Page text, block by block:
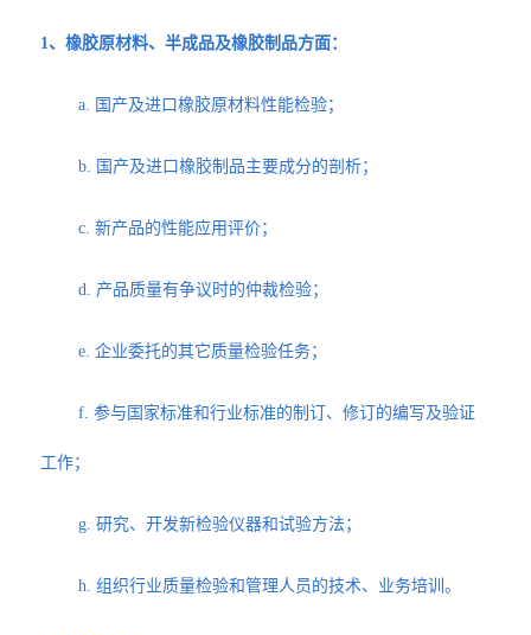
1、橡胶原材料、半成品及橡胶制品方面：
a. 国产及进口橡胶原材料性能检验；
b. 国产及进口橡胶制品主要成分的剖析；
c. 新产品的性能应用评价；
d. 产品质量有争议时的仲裁检验；
e. 企业委托的其它质量检验任务；
f. 参与国家标准和行业标准的制订、修订的编写及验证
工作；
g. 研究、开发新检验仪器和试验方法；
h. 组织行业质量检验和管理人员的技术、业务培训。